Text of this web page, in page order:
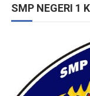
SMP NEGERI 1